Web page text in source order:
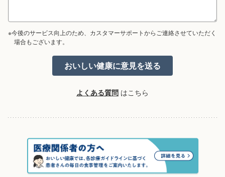
※今後のサービス向上のため、カスタマーサポートからご連絡させていただく
場合もございます。
よくある質問 はこちら